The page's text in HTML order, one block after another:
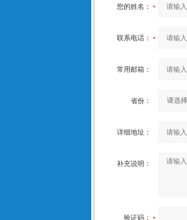
您的姓名：
联系电话：
常用邮箱：
省份：
详细地址：
补充说明：
验证码：